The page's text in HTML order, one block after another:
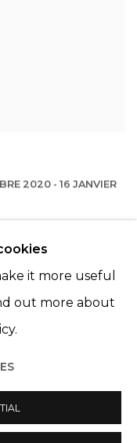
2020 - 16 JANVIER
it more useful
out more about